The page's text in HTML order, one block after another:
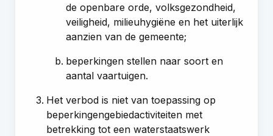
de openbare orde, volksgezondheid,
veiligheid, milieuhygiëne en het uiterlijk
aanzien van de gemeente;
beperkingen stellen naar soort en
aantal vaartuigen.
Het verbod is niet van toepassing op
beperkingengebiedactiviteiten met
betrekking tot een waterstaatswerk